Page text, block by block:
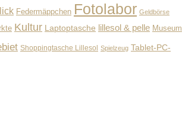
Federmäppchen Fotolabor Geldbörse
Kultur Laptoptasche lillesol & pelle Museum
Shoppingtasche Lillesol Spielzeug Tablet-PC-